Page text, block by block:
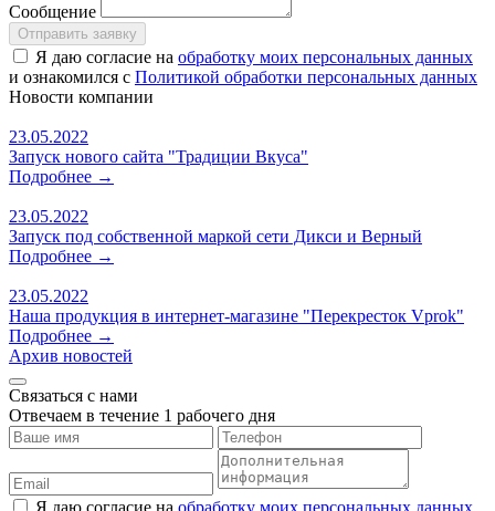
Сообщение
Я даю согласие на обработку моих персональных данных
и ознакомился с Политикой обработки персональных данных
Новости компании
23.05.2022
Запуск нового сайта "Традиции Вкуса"
Подробнее →
23.05.2022
Запуск под собственной маркой сети Дикси и Верный
Подробнее →
23.05.2022
Наша продукция в интернет-магазине "Перекресток Vprok"
Подробнее →
Архив новостей
Связаться с нами
Отвечаем в течение 1 рабочего дня
Я даю согласие на обработку моих персональных данных